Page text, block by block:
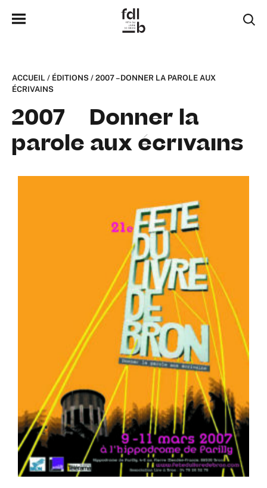
ACCUEIL / ÉDITIONS / 2007 – DONNER LA PAROLE AUX
ÉCRIVAINS
2007 – Donner la
parole aux écrivains